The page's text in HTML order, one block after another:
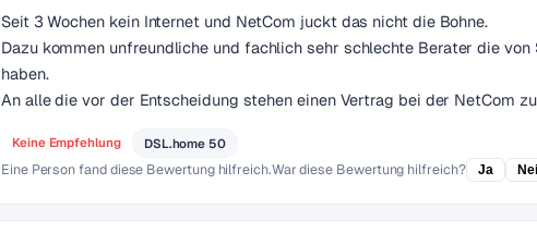
Seit 3 Wochen kein Internet und NetCom juckt das nicht die Bohne.
Dazu kommen unfreundliche und fachlich sehr schlechte Berater die von
haben.
An alle die vor der Entscheidung stehen einen Vertrag bei der NetCom
Keine Empfehlung DSL.home 50
Eine Person fand diese Bewertung hilfreich.War diese Bewertung hilfreich? Ja